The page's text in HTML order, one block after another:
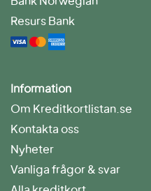
Resurs Bank
Information
Om Kreditkortlistan.se
Kontakta oss
Nyheter
Vanliga frågor & svar